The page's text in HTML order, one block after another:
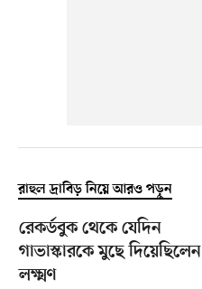
রাহুল দ্রাবিড় নিয়ে আরও পড়ুন
রেকর্ডবুক থেকে যেদিন
গাভাস্কারকে মুছে দিয়েছিলেন
লক্ষ্মণ